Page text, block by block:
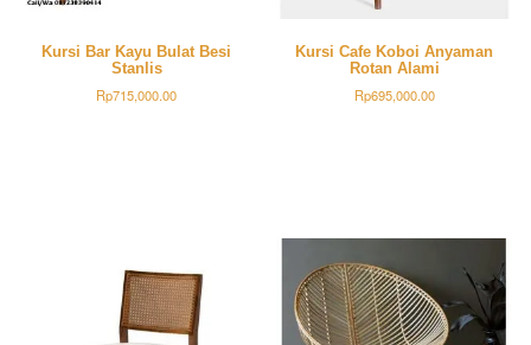
Kursi Bar Kayu Bulat Besi
Stanlis
Rp715,000.00
Kursi Cafe Koboi Anyaman
Rotan Alami
Rp695,000.00